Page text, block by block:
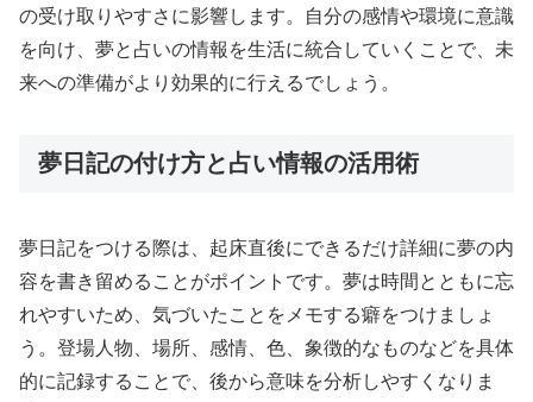
の受け取りやすさに影響します。自分の感情や環境に意識
を向け、夢と占いの情報を生活に統合していくことで、未
来への準備がより効果的に行えるでしょう。
夢日記の付け方と占い情報の活用術
夢日記をつける際は、起床直後にできるだけ詳細に夢の内
容を書き留めることがポイントです。夢は時間とともに忘
れやすいため、気づいたことをメモする癖をつけましょ
う。登場人物、場所、感情、色、象徴的なものなどを具体
的に記録することで、後から意味を分析しやすくなりま